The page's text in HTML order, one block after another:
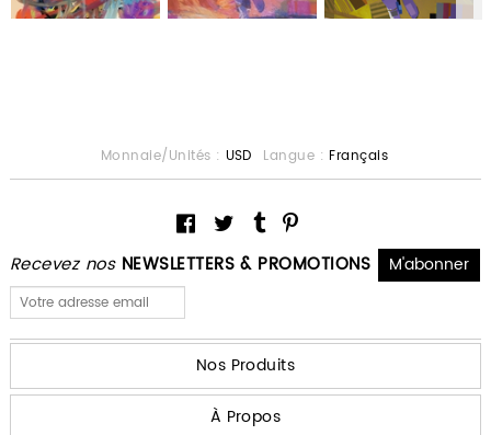
Recevez nos NEWSLETTERS & PROMOTIONS
Monnaie/Unités : USD Langue : Français
Nos Produits
À Propos